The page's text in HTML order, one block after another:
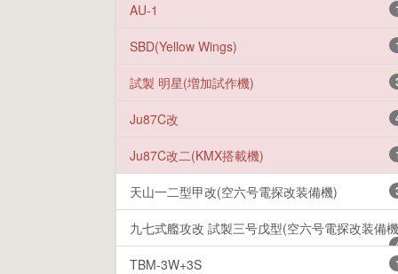
AU-1
SBD(Yellow Wings)
試製 明星(増加試作機)
Ju87C改
Ju87C改二(KMX搭載機)
天山一二型甲改(空六号電探改装備機)
九七式艦攻改 試製三号戊型(空六号電探改装備
TBM-3W+3S